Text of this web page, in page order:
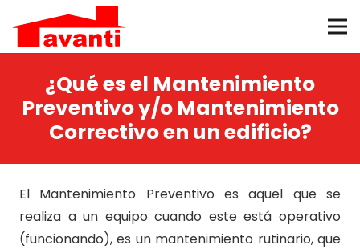
¿Qué es el Mantenimiento
Preventivo y/o Mantenimiento
Correctivo en un edificio?
El Mantenimiento Preventivo es aquel que se
realiza a un equipo cuando este está operativo
(funcionando), es un mantenimiento rutinario, que